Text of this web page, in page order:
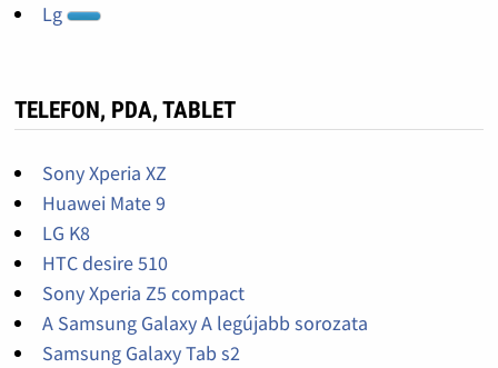
Lg
TELEFON, PDA, TABLET
Sony Xperia XZ
Huawei Mate 9
LG K8
HTC desire 510
Sony Xperia Z5 compact
A Samsung Galaxy A legújabb sorozata
Samsung Galaxy Tab s2